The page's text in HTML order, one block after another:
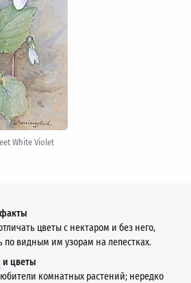
White Violet
цветы с нектаром и без него,
по видным им узорам на лепестках.
и цветы
комнатных растений; нередко